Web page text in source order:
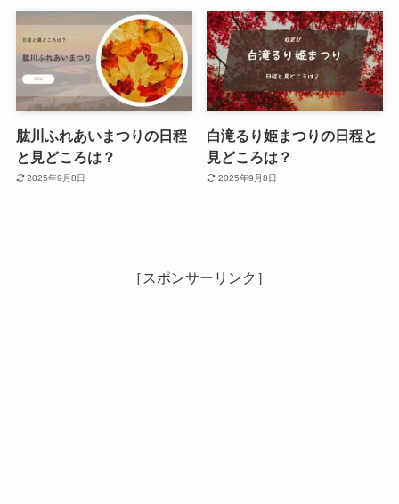
肱川ふれあいまつりの日程
と見どころは？
2025年9月8日
白滝るり姫まつりの日程と
見どころは？
2025年9月8日
［スポンサーリンク］